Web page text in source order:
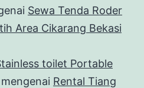
Sewa Tenda Roder
Area Cikarang Bekasi
toilet Portable
mengenai Rental Tiang